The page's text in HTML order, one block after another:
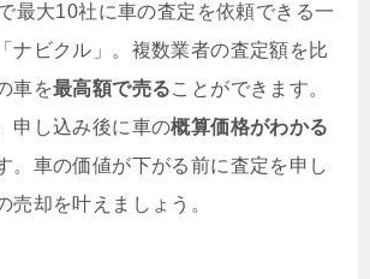
最大10社に車の査定を依頼できる一
ナビクル」。複数業者の査定額を比
車を最高額で売ることができます。
申し込み後に車の概算価格がわかる
。車の価値が下がる前に査定を申し
売却を叶えましょう。